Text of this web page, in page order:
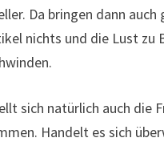
Da bringen dann auch
nichts und die Lust zu
sich natürlich auch die
Handelt es sich